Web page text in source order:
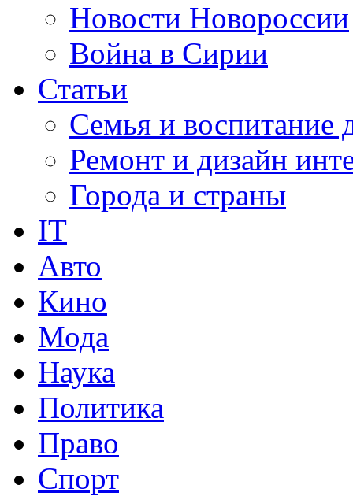
Новости Новороссии
Война в Сирии
Статьи
Семья и воспитание
Ремонт и дизайн
Города и страны
IT
Авто
Кино
Мода
Наука
Политика
Право
Спорт